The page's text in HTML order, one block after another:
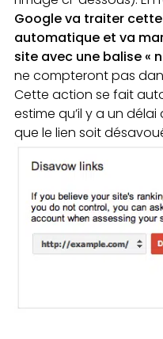
Google va traiter
automatique et va
site avec une balise «
ne compteront pas
Cette action se fait
estime qu’il y a un
que le lien soit